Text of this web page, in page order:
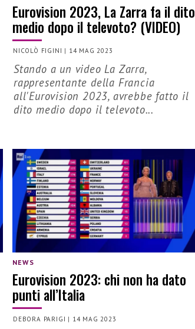
Eurovision 2023, La Zarra fa il dito
medio dopo il televoto? (VIDEO)
NICOLÒ FIGINI | 14 MAG 2023
Stando a un video La Zarra,
rappresentante della Francia
all'Eurovision 2023, avrebbe fatto il
dito medio dopo il televoto...
NEWS
Eurovision 2023: chi non ha dato
punti all’Italia
DEBORA PARIGI | 14 MAG 2023